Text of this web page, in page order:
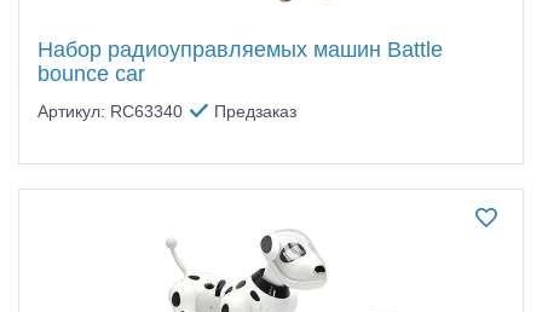
Набор радиоуправляемых машин Battle
bounce car
Артикул: RC63340 Предзаказ